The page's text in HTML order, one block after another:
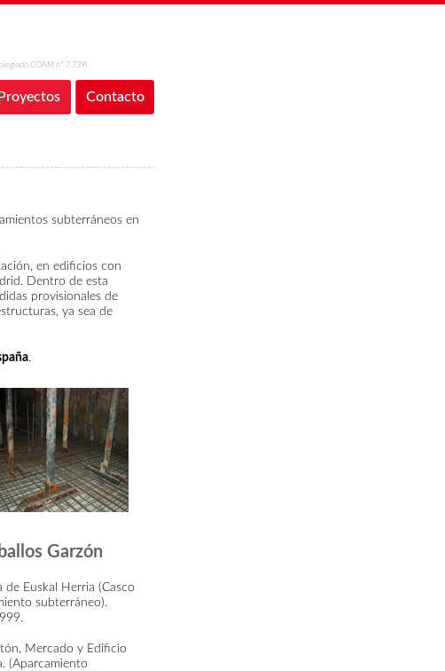
Proyectos Contacto
COAM nº 7.739)
subterráneos en
en edificios con
Dentro de esta
provisionales de
ya sea de
.
Garzón
de Euskal Herria (Casco
subterráneo).
Mercado y Edificio
(Aparcamiento